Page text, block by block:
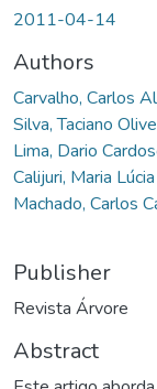
2011-04-14
Authors
Carvalho, Carlos
Silva, Taciano
Lima, Dario
Calijuri, Maria Lúcia
Machado, Carlos
Publisher
Revista Árvore
Abstract